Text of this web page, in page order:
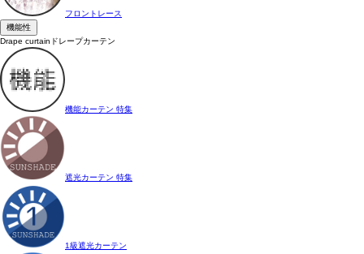
フロントレース
機能性
Drape curtain ドレープカーテン
機能カーテン 特集
遮光カーテン 特集
1級遮光カーテン